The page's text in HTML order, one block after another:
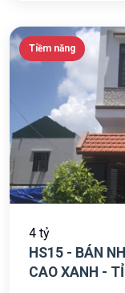
Tiềm năng
4 tỷ
HS15 - BÁN
CAO XANH -